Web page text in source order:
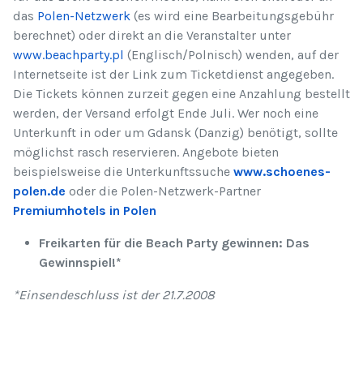
das Polen-Netzwerk (es wird eine Bearbeitungsgebühr
berechnet) oder direkt an die Veranstalter unter
www.beachparty.pl (Englisch/Polnisch) wenden, auf der
Internetseite ist der Link zum Ticketdienst angegeben.
Die Tickets können zurzeit gegen eine Anzahlung bestellt
werden, der Versand erfolgt Ende Juli. Wer noch eine
Unterkunft in oder um Gdansk (Danzig) benötigt, sollte
möglichst rasch reservieren. Angebote bieten
beispielsweise die Unterkunftssuche www.schoenes-
polen.de oder die Polen-Netzwerk-Partner
Premiumhotels in Polen
Freikarten für die Beach Party gewinnen: Das
Gewinnspiel!*
*Einsendeschluss ist der 21.7.2008